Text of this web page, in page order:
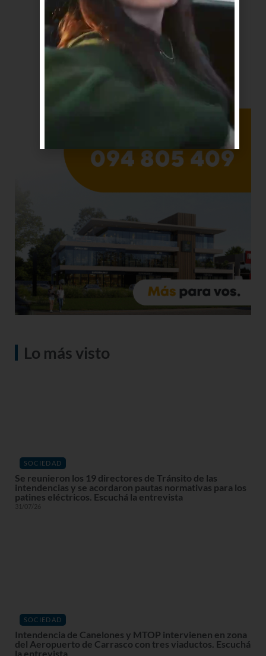
Lo más visto
SOCIEDAD
Se reunieron los 19 directores de Tránsito de las
intendencias y se acordaron pautas normativas para los
patines eléctricos. Escuchá la entrevista
31/07/26
SOCIEDAD
Intendencia de Canelones y MTOP intervienen en zona
del Aeropuerto de Carrasco con tres viaductos. Escuchá
la entrevista